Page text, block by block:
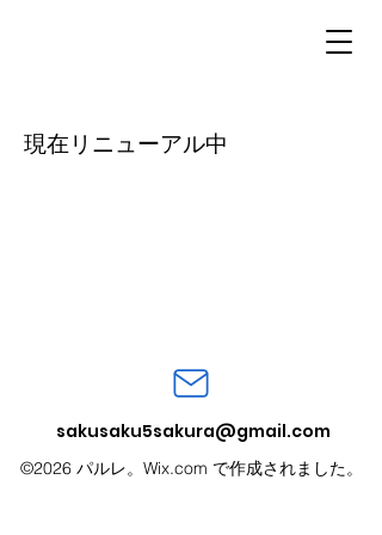
現在リニューアル中
sakusaku5sakura@gmail.com
©2026 パルレ。Wix.com で作成されました。